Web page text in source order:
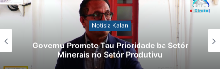
Notísia Kalan
Governu Promete Tau Prioridade ba Setór
Minerais no Setór Produtivu